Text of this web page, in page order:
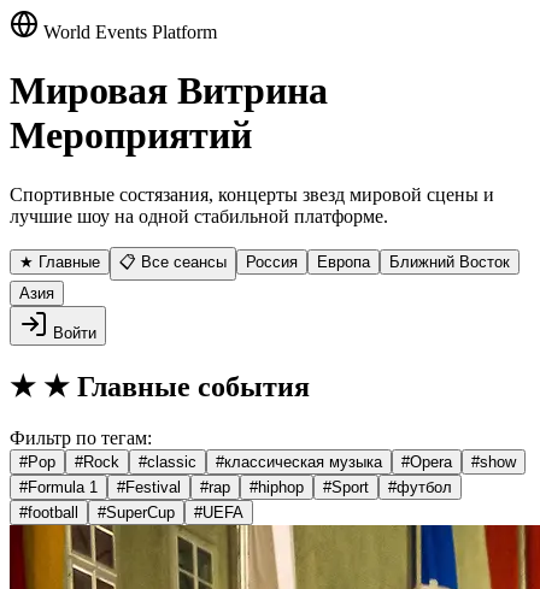
World Events Platform
Мировая Витрина
Мероприятий
Спортивные состязания, концерты звезд мировой сцены и
лучшие шоу на одной стабильной платформе.
★ Главные 📋 Все сеансы Россия Европа
Ближний Восток
Азия
Войти
★ ★ Главные события
Фильтр по тегам:
#Pop #Rock #classic #классическая музыка #Opera #show
#Formula 1 #Festival #rap #hiphop #Sport #футбол
#football #SuperCup #UEFA